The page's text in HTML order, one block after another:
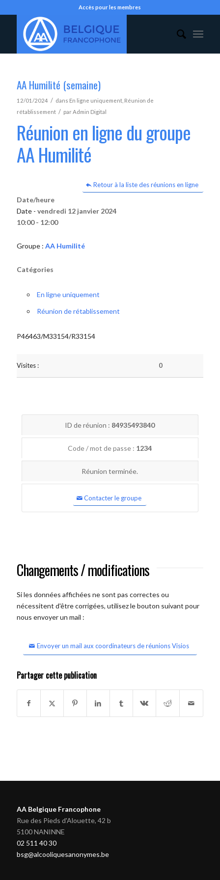
Accès pour les membres
AA Humilité (semaine)
12/01/2024 / dans En ligne uniquement, Réunion de
rétablissement / parAdmin Digital
Réunion en ligne du groupe
AA Humilité
Retour à la liste des réunions en ligne
Date/heure
Date - vendredi 12 janvier 2024
10:00 - 12:00
Groupe : AA Humilité
Catégories
En ligne uniquement
Réunion de rétablissement
P46463/M33154/R33154
Visites : 0
ID de réunion : 84935493840
Code / mot de passe : 1234
Réunion terminée.
Contacter le groupe
Changements / modifications
Si les données affichées ne sont pas correctes ou
nécessitent d'être corrigées, utilisez le bouton suivant pour
nous envoyer un mail :
Envoyer un mail aux coordinateurs de réunions Visios
Partager cette publication
AA Belgique Francophone
Rue des Pieds d'Alouette, 42 b
5100 NANINNE
02 511 40 30
bsg@alcooliquesanonymes.be